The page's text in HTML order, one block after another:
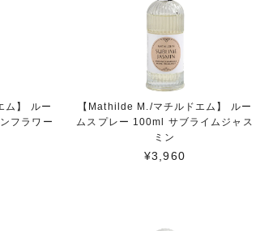
ム】 ルー
フラワー
【Mathilde M./マチルドエム】 ルー
ムスプレー 100ml サブライムジャス
ミン
¥3,960